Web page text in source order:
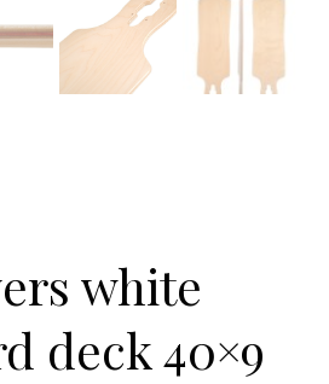
white
deck 40×9